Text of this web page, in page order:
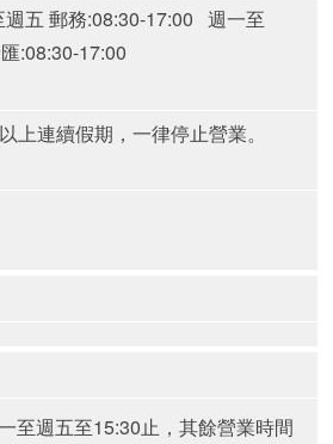
五 郵務:08:30-17:00 週一至
:08:30-17:00
上連續假期，一律停止營業。
至週五至15:30止，其餘營業時間